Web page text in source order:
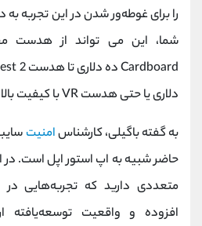
را برای غوطه‌ور شدن در این تجربه
دلاری یا حتی هدست VR با کیفیت بالا 999 دلاری متغیر باشد.
به گفته باگیلی، کارشناسامنیت
حاضر شبیه به اپ استور اپل است. در
متعددی دارید که تجربه‌هایی
افزوده و واقعیت توسعه‌یافته